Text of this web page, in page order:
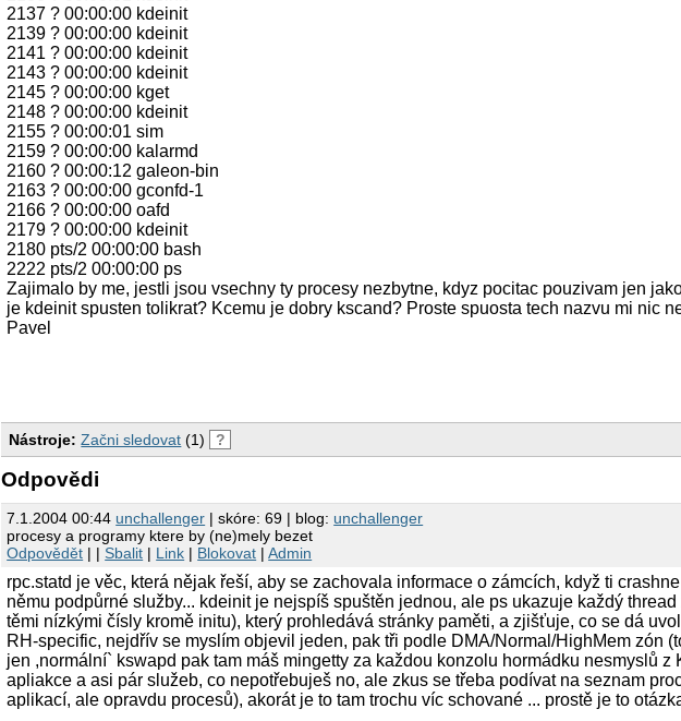
2137 ? 00:00:00 kdeinit
2139 ? 00:00:00 kdeinit
2141 ? 00:00:00 kdeinit
2143 ? 00:00:00 kdeinit
2145 ? 00:00:00 kget
2148 ? 00:00:00 kdeinit
2155 ? 00:00:01 sim
2159 ? 00:00:00 kalarmd
2160 ? 00:00:12 galeon-bin
2163 ? 00:00:00 gconfd-1
2166 ? 00:00:00 oafd
2179 ? 00:00:00 kdeinit
2180 pts/2 00:00:00 bash
2222 pts/2 00:00:00 ps
Zajimalo by me, jestli jsou vsechny ty procesy nezbytne, kdyz pocitac pouzivam jen
je kdeinit spusten tolikrat? Kcemu je dobry kscand? Proste spuosta tech nazvu mi nic
Pavel
Nástroje: Začni sledovat (1) ?
Odpovědi
7.1.2004 00:44 unchallenger | skóre: 69 | blog: unchallenger
procesy a programy ktere by (ne)mely bezet
Odpovědět | |Sbalit | Link | Blokovat |Admin
rpc.statd je věc, která nějak řeší, aby se zachovala informace o zámcích, když ti
němu podpůrné služby... kdeinit je nejspíš spuštěn jednou, ale ps ukazuje každý
těmi nízkými čísly kromě initu), který prohledává stránky paměti, a zjišťuje, co se dá
RH-specific, nejdřív se myslím objevil jeden, pak tři podle DMA/Normal/HighMem zón
jen ,normální` kswapd pak tam máš mingetty za každou konzolu hormádku nesmyslů
apliakce a asi pár služeb, co nepotřebuješ no, ale zkus se třeba podívat na seznam
aplikací, ale opravdu procesů), akorát je to tam trochu víc schované ... prostě je to